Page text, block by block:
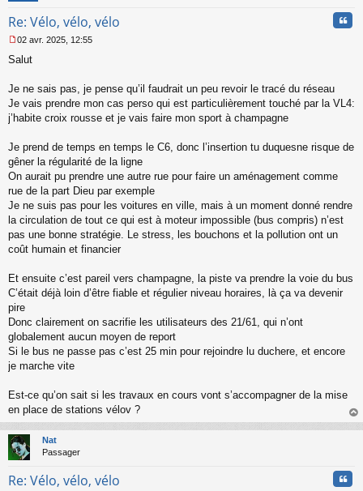
Re: Vélo, vélo, vélo
e
s
g
e
o
n
u
02 avr. 2025, 12:55
Salut
Je ne sais pas, je pense qu’il faudrait un peu revoir le tracé du réseau
Je vais prendre mon cas perso qui est particulièrement touché par la VL4:
j’habite croix rousse et je vais faire mon sport à champagne
Je prend de temps en temps le C6, donc l’insertion tu duquesne risque de
gêner la régularité de la ligne
On aurait pu prendre une autre rue pour faire un aménagement comme
rue de la part Dieu par exemple
Je ne suis pas pour les voitures en ville, mais à un moment donné rendre
la circulation de tout ce qui est à moteur impossible (bus compris) n’est
pas une bonne stratégie. Le stress, les bouchons et la pollution ont un
coût humain et financier
Et ensuite c’est pareil vers champagne, la piste va prendre la voie du bus
C’était déjà loin d’être fiable et régulier niveau horaires, là ça va devenir
pire
Donc clairement on sacrifie les utilisateurs des 21/61, qui n’ont
globalement aucun moyen de report
Si le bus ne passe pas c’est 25 min pour rejoindre lu duchere, et encore
je marche vite
Est-ce qu’on sait si les travaux en cours vont s’accompagner de la mise
en place de stations vélov ?
au
Nat
Passager
Re: Vélo, vélo, vélo